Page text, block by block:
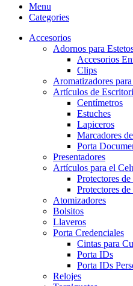
Menu
Categories
Accesorios
Adornos para
Accesorios
Clips
Aromatizadores
Artículos de
Centímetros
Estuches
Lapiceros
Marcadores
Porta
Presentadores
Artículos para el
Protectores
Protectores de
Atomizadores
Bolsitos
Llaveros
Porta Credenciales
Cintas para
Porta IDs
Porta IDs
Relojes